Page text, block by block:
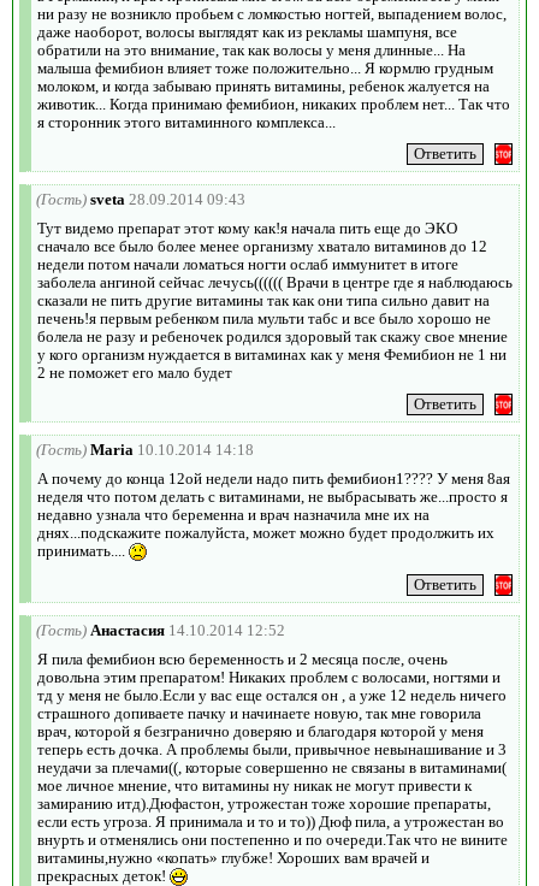
ни разу не возникло пробьем с ломкостью ногтей, выпадением волос,
даже наоборот, волосы выглядят как из рекламы шампуня, все
обратили на это внимание, так как волосы у меня длинные... На
малыша фемибион влияет тоже положительно... Я кормлю грудным
молоком, и когда забываю принять витамины, ребенок жалуется на
животик... Когда принимаю фемибион, никаких проблем нет... Так что
я сторонник этого витаминного комплекса...
(Гость) sveta 28.09.2014 09:43
Тут видемо препарат этот кому как!я начала пить еще до ЭКО
сначало все было более менее организму хватало витаминов до 12
недели потом начали ломаться ногти ослаб иммунитет в итоге
заболела ангиной сейчас лечусь(((((( Врачи в центре где я наблюдаюсь
сказали не пить другие витамины так как они типа сильно давит на
печень!я первым ребенком пила мульти табс и все было хорошо не
болела не разу и ребеночек родился здоровый так скажу свое мнение
у кого организм нуждается в витаминах как у меня Фемибион не 1 ни
2 не поможет его мало будет
(Гость) Maria 10.10.2014 14:18
А почему до конца 12ой недели надо пить фемибион1???? У меня 8ая
неделя что потом делать с витаминами, не выбрасывать же...просто я
недавно узнала что беременна и врач назначила мне их на
днях...подскажите пожалуйста, может можно будет продолжить их
принимать....
(Гость) Анастасия 14.10.2014 12:52
Я пила фемибион всю беременность и 2 месяца после, очень
довольна этим препаратом! Никаких проблем с волосами, ногтями и
тд у меня не было.Если у вас еще остался он , а уже 12 недель ничего
страшного допиваете пачку и начинаете новую, так мне говорила
врач, которой я безгранично доверяю и благодаря которой у меня
теперь есть дочка. А проблемы были, привычное невынашивание и 3
неудачи за плечами((, которые совершенно не связаны в витаминами(
мое личное мнение, что витамины ну никак не могут привести к
замиранию итд).Дюфастон, утрожестан тоже хорошие препараты,
если есть угроза. Я принимала и то и то)) Дюф пила, а утрожестан во
внурть и отменялись они постепенно и по очереди.Так что не вините
витамины,нужно «копать» глубже! Хороших вам врачей и
прекрасных деток!